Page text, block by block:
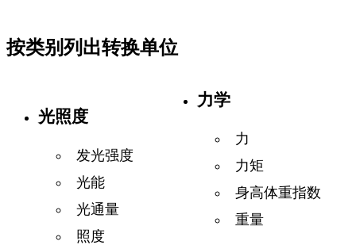
按类别列出转换单位
光照度
发光强度
光能
光通量
照度
力学
力
力矩
身高体重指数
重量